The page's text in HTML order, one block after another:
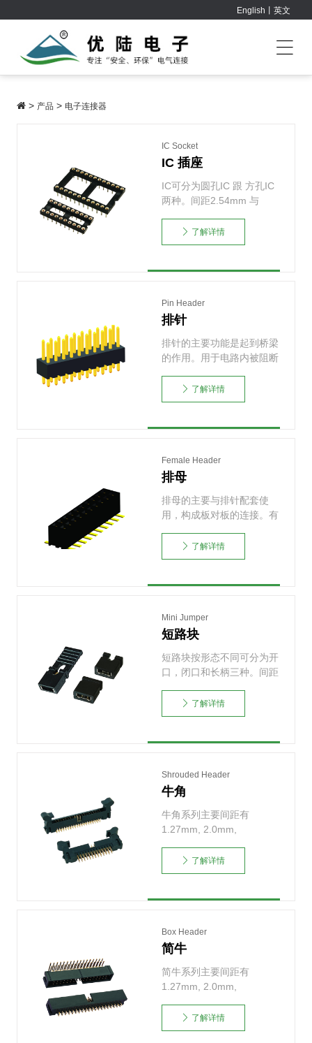
English丨英文
> 产品 > 电子连接器
IC Socket
IC 插座
IC可分为圆孔IC 跟 方孔IC
两种。间距2.54mm 与
了解详情
Pin Header
排针
排针的主要功能是起到桥梁
的作用。用于电路内被阻断
间…… 了解详情
Female Header
排母
排母的主要与排针配套使
用，构成板对板的连接。有
了解详情
Mini Jumper
短路块
短路块按形态不同可分为开
口，闭口和长柄三种。间距
了解详情
Shrouded Header
牛角
牛角系列主要间距有
1.27mm, 2.0mm,
了解详情
Box Header
简牛
简牛系列主要间距有
1.27mm, 2.0mm,
了解详情